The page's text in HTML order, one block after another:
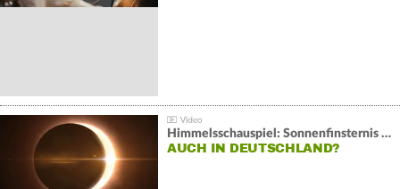
Himmelsschauspiel: Sonnenfinsternis über Spanien
AUCH IN DEUTSCHLAND?